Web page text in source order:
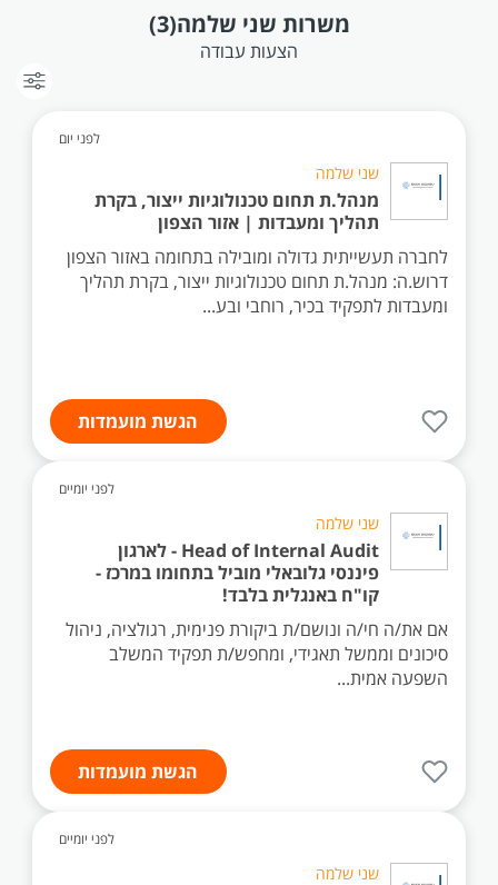
משרות שני שלמה(3)
הצעות עבודה
לפני יום
שני שלמה
מנהל.ת תחום טכנולוגיות ייצור, בקרת
תהליך ומעבדות | אזור הצפון
לחברה תעשייתית גדולה ומובילה בתחומה באזור הצפון
דרוש.ה: מנהל.ת תחום טכנולוגיות ייצור, בקרת תהליך
ומעבדות לתפקיד בכיר, רוחבי ובע...
הגשת מועמדות
לפני יומיים
שני שלמה
Head of Internal Audit - לארגון
פיננסי גלובאלי מוביל בתחומו במרכז -
קו"ח באנגלית בלבד!
אם את/ה חי/ה ונושם/ת ביקורת פנימית, רגולציה, ניהול
סיכונים וממשל תאגידי, ומחפש/ת תפקיד המשלב
השפעה אמית...
הגשת מועמדות
לפני יומיים
שני שלמה